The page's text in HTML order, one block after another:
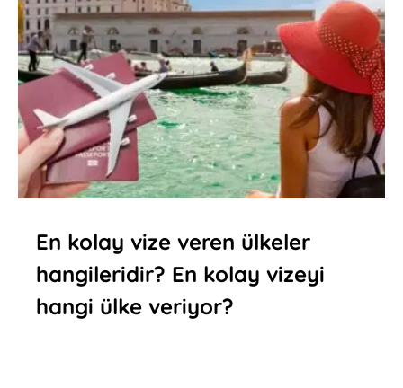
En kolay vize veren ülkeler
hangileridir? En kolay vizeyi
hangi ülke veriyor?